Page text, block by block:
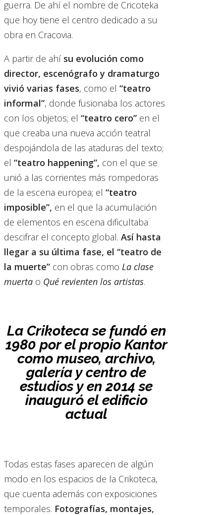
guerra. De ahí el nombre de Cricoteka
que hoy tiene el centro dedicado a su
obra en Cracovia.
A partir de ahí su evolución como
director, escenógrafo y dramaturgo
vivió varias fases, como el “teatro
informal”, donde fusionaba los actores
con los objetos; el “teatro cero” en el
que creaba una nueva acción teatral
despojándola de las ataduras del texto;
el “teatro happening”, con el que se
unió a las corrientes más rompedoras
de la escena europea; el “teatro
imposible”, en el que la acumulación
de elementos en escena dificultaba
descifrar el concepto global. Así hasta
llegar a su última fase, el “teatro de
la muerte” con obras como La clase
muerta o Qué revienten los artistas.
La Crikoteca se fundó en
1980 por el propio Kantor
como museo, archivo,
galería y centro de
estudios y en 2014 se
inauguró el edificio
actual
Todas estas fases aparecen de algún
modo en los espacios de la Crikoteca,
que cuenta además con exposiciones
temporales. Fotografías, montajes,